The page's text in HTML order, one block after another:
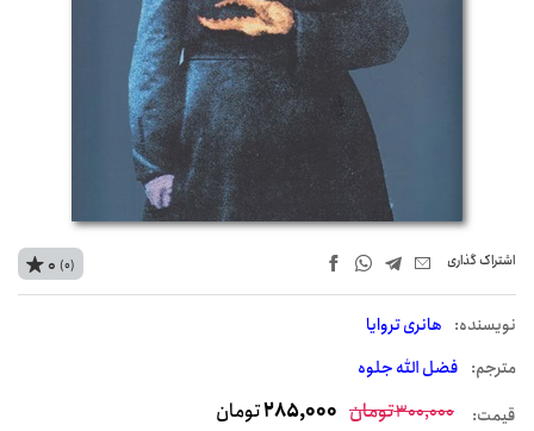
اشتراک‌ گذاری
نويسنده: هانری تروایا
مترجم: فضل الله جلوه
0 (0)
قیمت: 300,000تومان 285,000تومان